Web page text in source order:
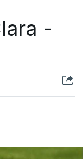
-